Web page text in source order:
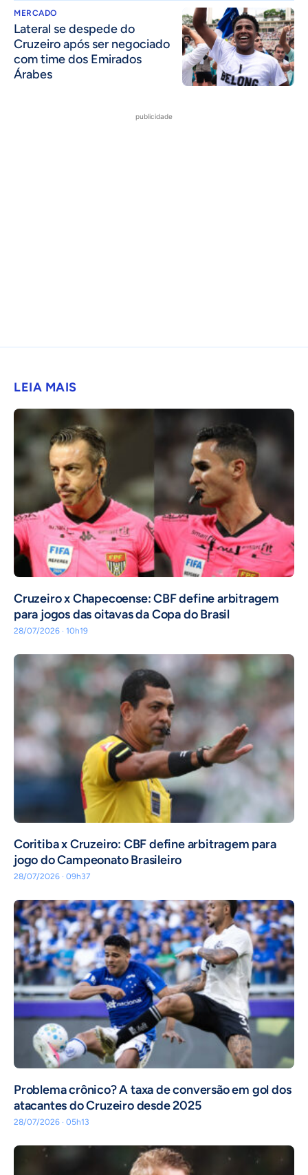
MERCADO
Lateral se despede do
Cruzeiro após ser negociado
com time dos Emirados
Árabes
publicidade
LEIA MAIS
Cruzeiro x Chapecoense: CBF define arbitragem
para jogos das oitavas da Copa do Brasil
28/07/2026 · 10h19
Coritiba x Cruzeiro: CBF define arbitragem para
jogo do Campeonato Brasileiro
28/07/2026 · 09h37
Problema crônico? A taxa de conversão em gol dos
atacantes do Cruzeiro desde 2025
28/07/2026 · 05h13